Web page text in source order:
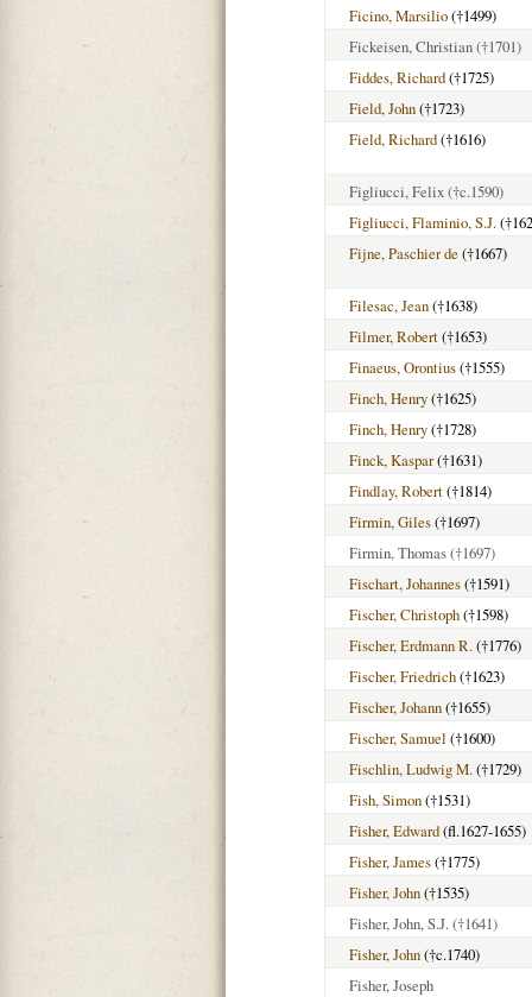
Ficino, Marsilio(†1499)
Fickeisen, Christian(†1701)
Fiddes, Richard(†1725)
Field, John(†1723)
Field, Richard(†1616)
Figliucci, Felix(†c.1590)
Figliucci, Flaminio, S.J.
Fijne, Paschier de (†1667)
Filesac, Jean(†1638)
Filmer, Robert(†1653)
Finaeus, Orontius(†1555)
Finch, Henry(†1625)
Finch, Henry(†1728)
Finck, Kaspar(†1631)
Findlay, Robert(†1814)
Firmin, Giles(†1697)
Firmin, Thomas(†1697)
Fischart, Johannes(†1591)
Fischer, Christoph(†1598)
Fischer, Erdmann R.(†1776)
Fischer, Friedrich(†1623)
Fischer, Johann(†1655)
Fischer, Samuel (†1600)
Fischlin, Ludwig M.(†1729)
Fish, Simon(†1531)
Fisher, Edward(fl.1627-1655)
Fisher, James(†1775)
Fisher, John(†1535)
Fisher, John, S.J.(†1641)
Fisher, John(†c.1740)
Fisher, Joseph